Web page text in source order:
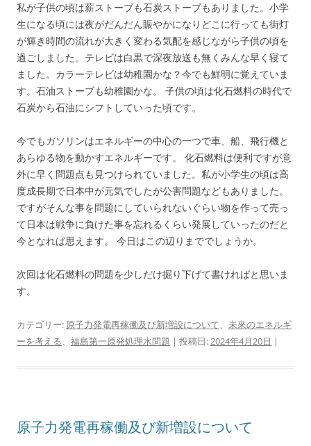
私が子供の頃は薪ストーブも石炭ストーブもありました。小学
生になる頃には夜がだんだん賑やかになりどこに行っても街灯
が輝き時間の流れが大きく変わる気配を感じながら子供の頃を
過ごしました。テレビは白黒で深夜放送も無くみんな早く寝て
ました。カラーテレビは幼稚園かな？今でも鮮明に覚えていま
す。石油ストーブも幼稚園かな。 子供の頃は化石燃料の時代で
石炭から石油にシフトしていった頃です。
今でもガソリンはエネルギーの中心の一つで車、船、飛行機と
あらゆる物を動かすエネルギーです。 化石燃料は便利ですが意
外に早く問題点も見つけられていました。私が小学生の頃は高
度成長期で日本中が元気でしたが公害問題などもありました。
ですがそんな事を問題にしていられないぐらい物を作って売っ
て日本は戦争に負けた事を忘れるくらい発展していったのだと
今となれば思えます。 今日はこの辺りまででしょうか。
次回は化石燃料の問題を少しだけ掘り下げて書ければと思いま
す。
カテゴリー: 原子力発電再稼働及び新増設について、 未來のエネルギ
ーを考える、 福島第一原発処理水問題 | 投稿日:2024年4月20日 |
原子力発電再稼働及び新増設について